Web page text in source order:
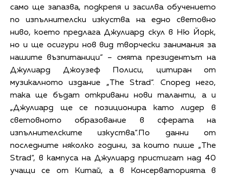
само ще запазва, подкрепя и засилва обучението
по изпълнителски изкуства на едно световно
ниво, което предлага Джулиард скул в Ню Йорк,
но и ще осигури нов вид творчески занимания за
нашите възпитаници“ – смята президентът на
Джулиард Джоузеф Полиси, цитиран от
музикалното издание „The Strad“. Според него,
така ще бъдат откривани нови таланти, а и
„Джулиард ще се позиционира като лидер в
световното образование в сферата на
изпълнителските изкуства“.По данни от
последните няколко години, за които пише „The
Strad“, в кампуса на Джулиард пристигат над 40
учащи се от Китай, а в Консерваторията в